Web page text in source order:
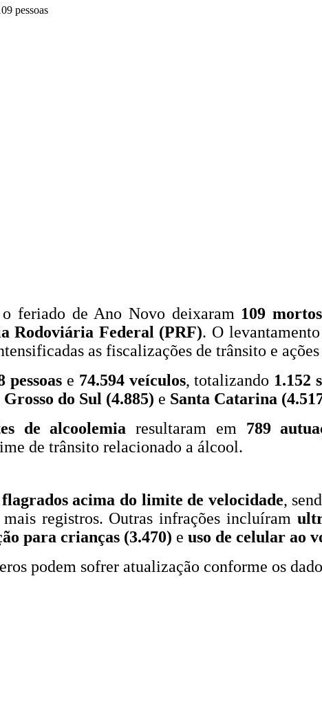
feriado de Ano Novo deixaram 109 mortos
Rodoviária Federal (PRF). O
as fiscalizações de trânsito e
pessoase 74.594 veículos, totalizando 1.152
do Sul (4.885) e Santa Catarina
de alcoolemia resultaram em 789
de trânsito relacionado a álcool.
acima do limite de velocidade,
mais registros. Outras infrações incluíram
para crianças (3.470) e uso de celular ao
podem sofrer atualização conforme os